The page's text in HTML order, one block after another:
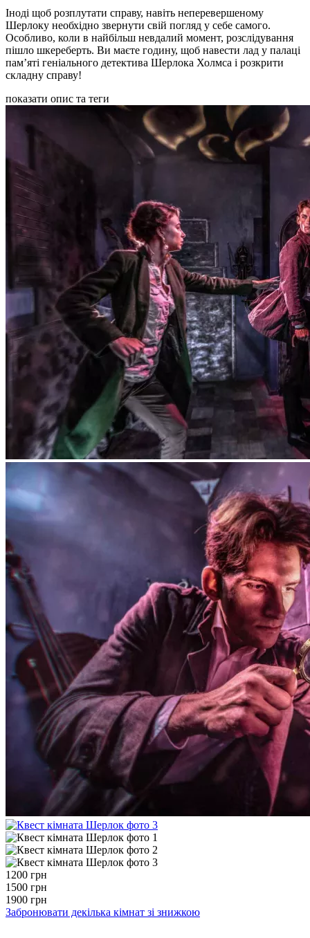
Іноді щоб розплутати справу, навіть неперевершеному
Шерлоку необхідно звернути свій погляд у себе самого.
Особливо, коли в найбільш невдалий момент, розслідування
пішло шкереберть. Ви маєте годину, щоб навести лад у палаці
пам’яті геніального детектива Шерлока Холмса і розкрити
складну справу!
показати опис та теги
1200 грн
1500 грн
1900 грн
Забронювати декілька кімнат зі знижкою